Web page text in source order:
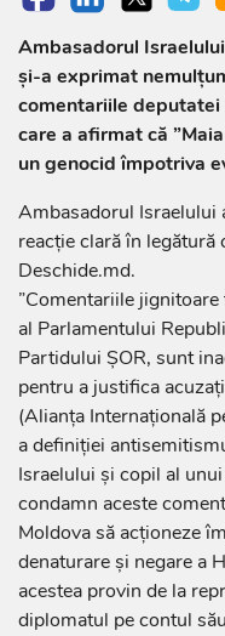
Ambasadorul
şi-a exprimat
comentariile deputatei
care a afirmat că
un genocid împotriva
Ambasadorul Israelului
reacţie clară în legătură
Deschide.md.
”Comentariile
al Parlamentului
Partidului ŞOR, sunt
pentru a justifica
(Alianţa Internaţională
a definiţiei
Israelului şi copil al
condamn aceste
Moldova să acţioneze
denaturare şi negare a
acestea provin de la
diplomatul pe contul